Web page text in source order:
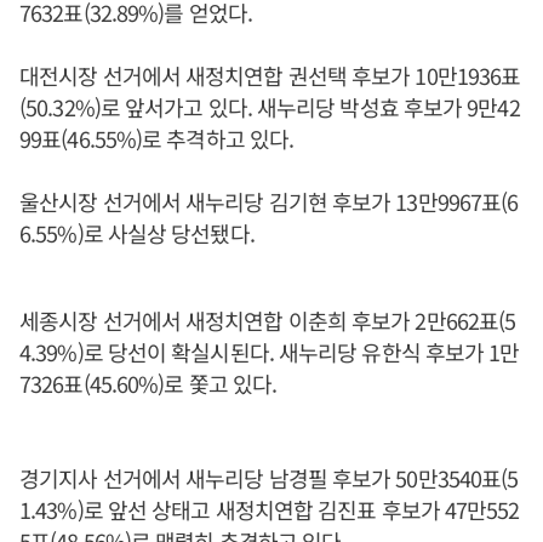
7632표(32.89%)를 얻었다.
대전시장 선거에서 새정치연합 권선택 후보가 10만1936표
(50.32%)로 앞서가고 있다. 새누리당 박성효 후보가 9만42
99표(46.55%)로 추격하고 있다.
울산시장 선거에서 새누리당 김기현 후보가 13만9967표(6
6.55%)로 사실상 당선됐다.
세종시장 선거에서 새정치연합 이춘희 후보가 2만662표(5
4.39%)로 당선이 확실시된다. 새누리당 유한식 후보가 1만
7326표(45.60%)로 쫓고 있다.
경기지사 선거에서 새누리당 남경필 후보가 50만3540표(5
1.43%)로 앞선 상태고 새정치연합 김진표 후보가 47만552